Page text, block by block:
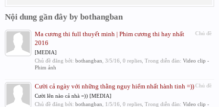
Nội dung gần đây by bothangban
Chủ đề
Ma cương thi full thuyết minh | Phim cương thi hay nhất
2016
[MEDIA]
Chủ đề đăng bởi: bothangban 3/5/16 , 0 replies, Trong diễn đàn: Video clip -
Phim ảnh
Chủ đề
Cười cả ngày với những thằng nguy hiểm nhất hành tinh =))
Cười lên nào cả nhà =)) [MEDIA]
Chủ đề đăng bởi: bothangban 1/5/16 , 0 replies, Trong diễn đàn: Video clip -